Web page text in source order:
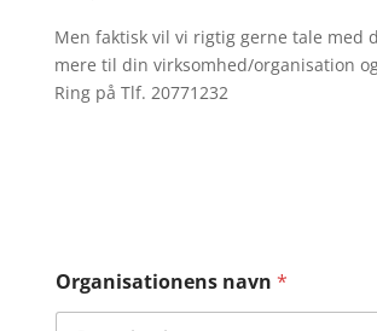
Men faktisk vil vi rigtig gerne tale med
mere til din virksomhed/organisation
Ring på Tlf. 20771232
Organisationens navn *